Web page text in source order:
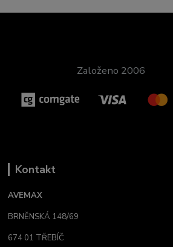
Založeno 2006
Kontakt
AVEMAX
BRNĚNSKÁ 148/69
674 01 TŘEBÍČ